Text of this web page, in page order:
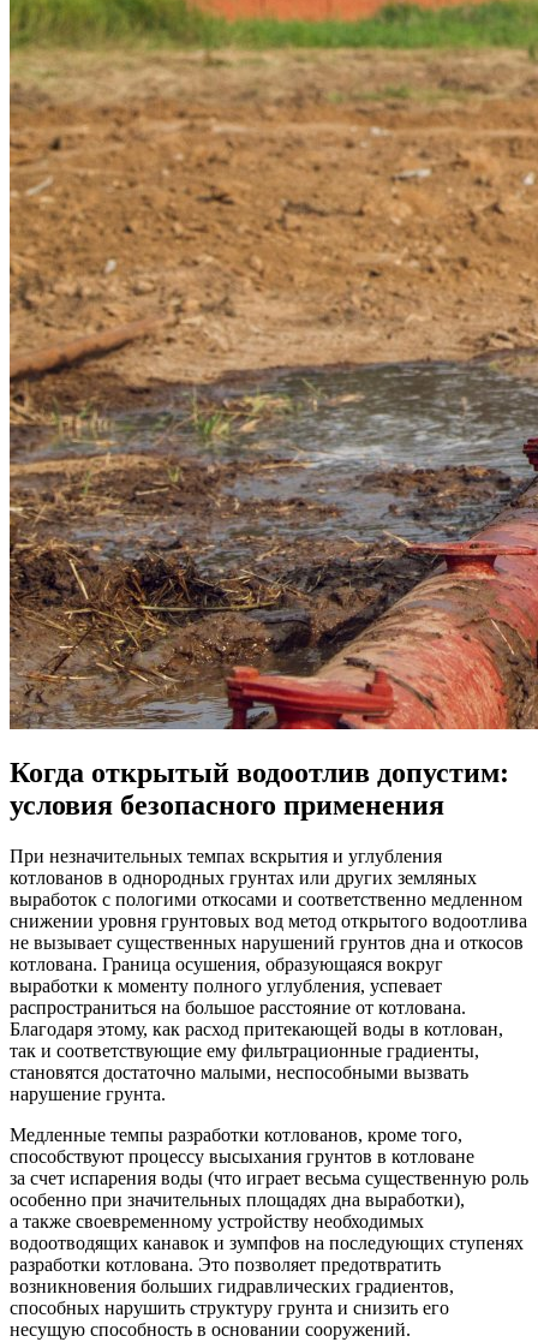
Когда открытый водоотлив допустим:
условия безопасного применения
При незначительных темпах вскрытия и углубления
котлованов в однородных грунтах или других земляных
выработок с пологими откосами и соответственно медленном
снижении уровня грунтовых вод метод открытого водоотлива
не вызывает существенных нарушений грунтов дна и откосов
котлована. Граница осушения, образующаяся вокруг
выработки к моменту полного углубления, успевает
распространиться на большое расстояние от котлована.
Благодаря этому, как расход притекающей воды в котлован,
так и соответствующие ему фильтрационные градиенты,
становятся достаточно малыми, неспособными вызвать
нарушение грунта.
Медленные темпы разработки котлованов, кроме того,
способствуют процессу высыхания грунтов в котловане
за счет испарения воды (что играет весьма существенную роль
особенно при значительных площадях дна выработки),
а также своевременному устройству необходимых
водоотводящих канавок и зумпфов на последующих ступенях
разработки котлована. Это позволяет предотвратить
возникновения больших гидравлических градиентов,
способных нарушить структуру грунта и снизить его
несущую способность в основании сооружений.